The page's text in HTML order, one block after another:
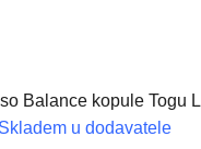
Balance kopule Togu L
Skladem u dodavatele